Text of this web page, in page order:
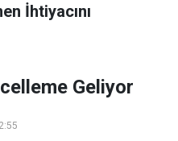
İhtiyacını
Geliyor